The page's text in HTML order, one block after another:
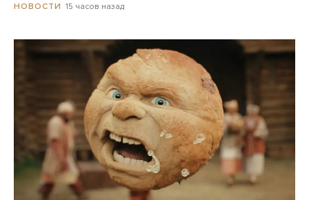
НОВОСТИ 15 часов назад